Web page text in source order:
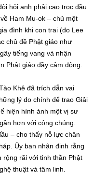
hỏi anh phải cạo trọc đầu
Ham Mu-ok – chủ một
đình khi con trai (do Lee
chủ đề Phật giáo như
tiếng vang và nhận
Phật giáo đầy cảm động.
Khê đã trích dẫn vai
lý do chính để trao Giải
hiện hình ảnh một vị sư
hơn với công chúng.
– cho thấy nỗ lực chân
Ủy ban nhận định rằng
rộng rãi với tinh thần Phật
thuật và tâm linh.